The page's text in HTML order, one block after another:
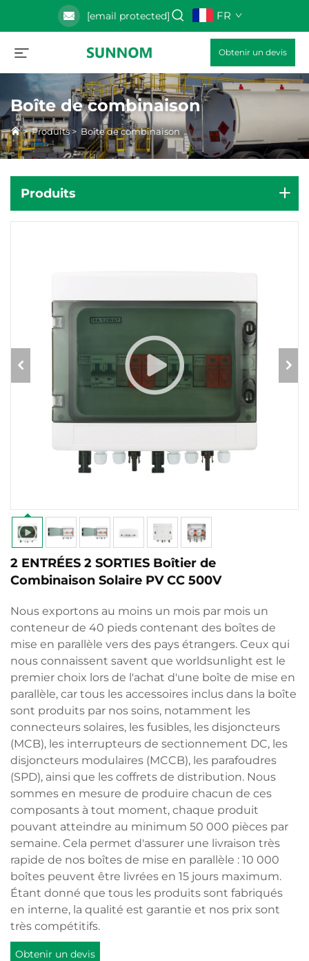
[email protected] FR
Obtenir un devis
Boîte de combinaison
>Produits> Boîte de combinaison
Produits
2 ENTRÉES 2 SORTIES Boîtier de
Combinaison Solaire PV CC 500V
Nous exportons au moins un mois par mois un
conteneur de 40 pieds contenant des boîtes de
mise en parallèle vers des pays étrangers. Ceux qui
nous connaissent savent que worldsunlight est le
premier choix lors de l'achat d'une boîte de mise en
parallèle, car tous les accessoires inclus dans la boîte
sont produits par nos soins, notamment les
connecteurs solaires, les fusibles, les disjoncteurs
(MCB), les interrupteurs de sectionnement DC, les
disjoncteurs modulaires (MCCB), les parafoudres
(SPD), ainsi que les coffrets de distribution. Nous
sommes en mesure de produire chacun de ces
composants à tout moment, chaque produit
pouvant atteindre au minimum 50 000 pièces par
semaine. Cela permet d'assurer une livraison très
rapide de nos boîtes de mise en parallèle : 10 000
boîtes peuvent être livrées en 15 jours maximum.
Étant donné que tous les produits sont fabriqués
en interne, la qualité est garantie et nos prix sont
très compétitifs.
Obtenir un devis